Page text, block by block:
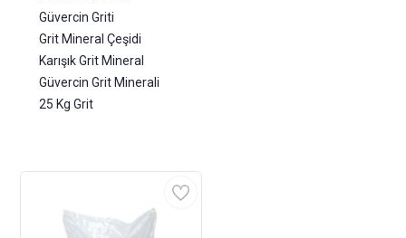
Güvercin Griti
Grit Mineral Çeşidi
Karışık Grit Mineral
Güvercin Grit Minerali
25 Kg Grit